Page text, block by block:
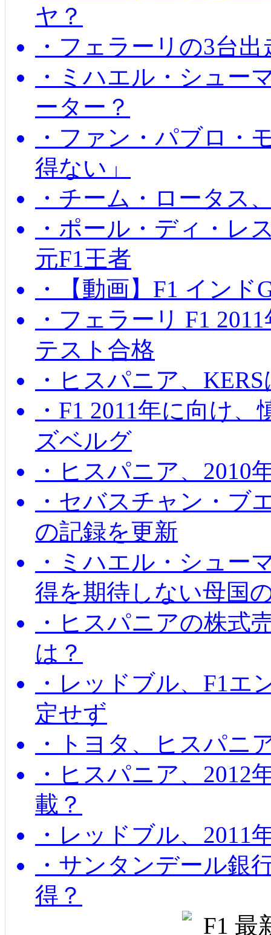
ヤ？
・フェラーリの3台
・ミハエル・シュー
ーター？
・ファン・パブロ・
得ない」
・チーム・ロータス
・ポール・ディ・レ
元F1王者
・【動画】F1 イン
・フェラーリ F1
テスト合格
・ヒスパニア、
・F1 2011年に向け
ズベルグ
・ヒスパニア、2010
・セバスチャン・ブ
の記録を更新
・ミハエル・シュー
得を期待しない母国
・ヒスパニアの株式
は？
・レッドブル、F1エ
定せず
・トヨタ、ヒスパニ
・ヒスパニア、2012
載？
・レッドブル、2011
・サンタンデール銀
得？